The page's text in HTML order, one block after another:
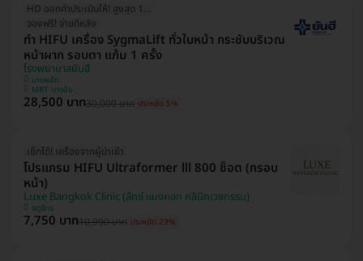
HD ออกค่าประเมินให้! สูงสุด 1000 บ.
จองฟรี! จ่ายทีหลัง
ทำ HIFU เครื่อง SygmaLift ทั่วใบหน้า กระชับบริเวณ
หน้าผาก รอบตา แก้ม 1 ครั้ง
โรงพยาบาลยันฮี
บางพลัด
MRT บางอ้อ
28,500 บาท30,000 บาท ประหยัด 5%
เช็กได้! เครื่องจากผู้นำเข้า
โปรแกรม HIFU Ultraformer lll 800 ช็อต (กรอบ
หน้า)
Luxe Bangkok Clinic (ลักซ์ แบงคอก คลินิกเวชกรรม)
จตุจักร
7,750 บาท10,990 บาท ประหยัด 29%